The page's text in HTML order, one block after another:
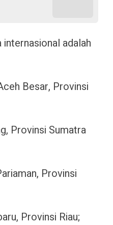
adalah
Besar, Provinsi
Provinsi Sumatra
Provinsi
Provinsi Riau;